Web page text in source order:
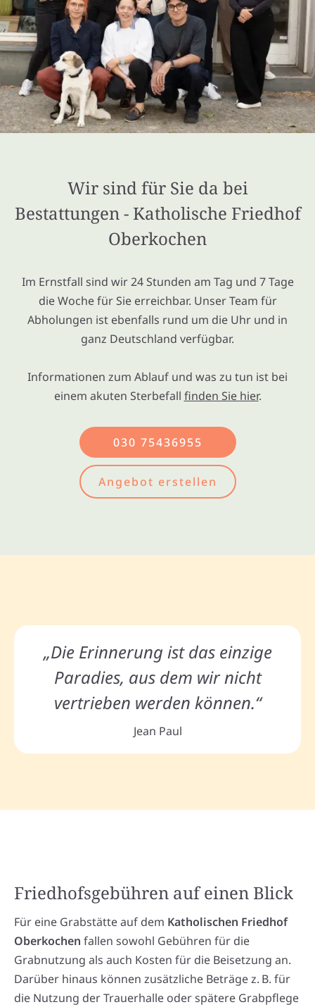
Wir sind für Sie da bei
Bestattungen - Katholische Friedhof
Oberkochen
Im Ernstfall sind wir 24 Stunden am Tag und 7 Tage
die Woche für Sie erreichbar. Unser Team für
Abholungen ist ebenfalls rund um die Uhr und in
ganz Deutschland verfügbar.
Informationen zum Ablauf und was zu tun ist bei
einem akuten Sterbefall finden Sie hier.
030 75436955
Angebot erstellen
„Die Erinnerung ist das einzige
Paradies, aus dem wir nicht
vertrieben werden können.“
Jean Paul
Friedhofsgebühren auf einen Blick
Für eine Grabstätte auf dem Katholischen Friedhof
Oberkochen fallen sowohl Gebühren für die
Grabnutzung als auch Kosten für die Beisetzung an.
Darüber hinaus können zusätzliche Beträge z. B. für
die Nutzung der Trauerhalle oder spätere Grabpflege